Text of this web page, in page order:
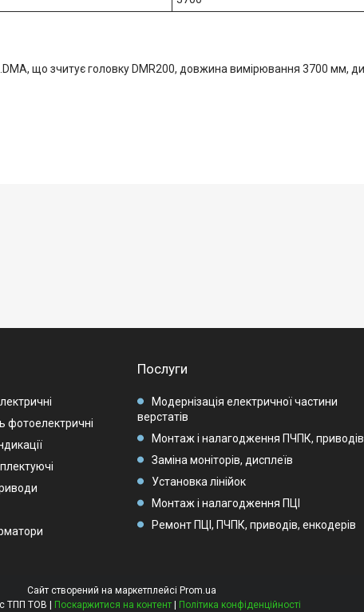
що зчитує головку DMR200, довжина вимірювання 3700 мм,
фотоелектричні
Послуги
Модернізація електричної частини
верстатів
Монтаж і налагодження ПЧПК, приводів
Заміна моніторів, дисплеїв
Установка лінійок
Монтаж і налагодження ПЦІ
Ремонт ПЦІ, ПЧПК, приводів, енкодерів
Сайт створений на маркетплейсі Prom.ua
Станкоресурс ТПП ТОВ | Поскаржитися на контент | Політика конфіденційності